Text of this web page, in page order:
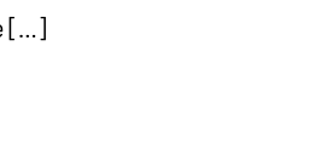
[…]